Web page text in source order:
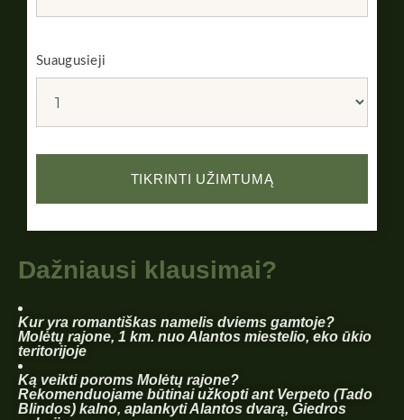
Suaugusieji
Dažniausi klausimai?
Kur yra romantiškas namelis dviems gamtoje?
Molėtų rajone, 1 km. nuo Alantos miestelio, eko ūkio
teritorijoje
Ką veikti poroms Molėtų rajone?
Rekomenduojame būtinai užkopti ant Verpeto (Tado
Blindos) kalno, aplankyti Alantos dvarą, Giedros